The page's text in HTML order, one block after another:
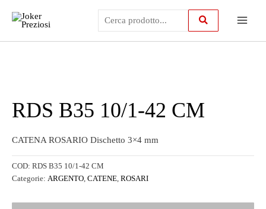
contenuto
RDS B35 10/1-42 CM
CATENA ROSARIO Dischetto 3×4 mm
COD: RDS B35 10/1-42 CM
Categorie: ARGENTO, CATENE, ROSARI